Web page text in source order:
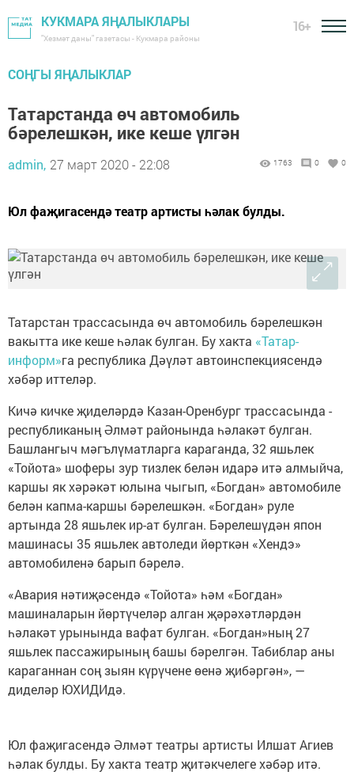
КУКМАРА ЯҢАЛЫКЛАРЫ
"Хезмәт даны" газетасы - Кукмара районы
16+
СОҢГЫ ЯҢАЛЫКЛАР
Татарстанда өч автомобиль
бәрелешкән, ике кеше үлгән
admin, 27 март 2020 - 22:08 1763 0 0
Юл фаҗигасендә театр артисты һәлак булды.
Татарстан трассасында өч автомобиль бәрелешкән
вакытта ике кеше һәлак булган. Бу хакта «Татар-
информ»га республика Дәүләт автоинспекциясендә
хәбәр иттеләр.
Кичә кичке җиделәрдә Казан-Оренбург трассасында -
республиканың Әлмәт районында һәлакәт булган.
Башлангыч мәгълүматларга караганда, 32 яшьлек
«Тойота» шоферы зур тизлек белән идарә итә алмыйча,
каршы як хәрәкәт юлына чыгып, «Богдан» автомобиле
белән капма-каршы бәрелешкән. «Богдан» руле
артында 28 яшьлек ир-ат булган. Бәрелешүдән япон
машинасы 35 яшьлек автоледи йөрткән «Хендэ»
автомобиленә барып бәрелә.
«Авария нәтиҗәсендә «Тойота» һәм «Богдан»
машиналарын йөртүчеләр алган җәрәхәтләрдән
һәлакәт урынында вафат булган. «Богдан»ның 27
яшьлек пассажирының башы бәрелгән. Табиблар аны
караганнан соң зыян күрүчене өенә җибәргән», —
диделәр ЮХИДИдә.
Юл фаҗигасендә Әлмәт театры артисты Илшат Агиев
һәлак булды. Бу хакта театр җитәкчелеге хәбәр итә.